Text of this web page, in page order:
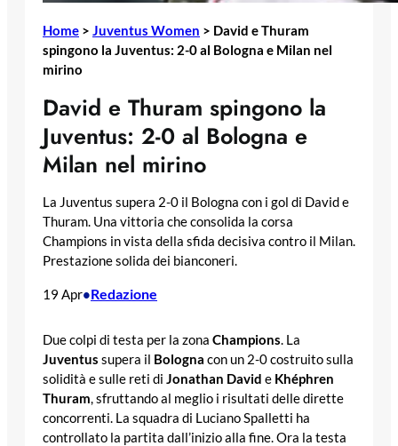
Home > Juventus Women > David e Thuram
spingono la Juventus: 2-0 al Bologna e Milan nel
mirino
David e Thuram spingono la
Juventus: 2-0 al Bologna e
Milan nel mirino
La Juventus supera 2-0 il Bologna con i gol di David e
Thuram. Una vittoria che consolida la corsa
Champions in vista della sfida decisiva contro il Milan.
Prestazione solida dei bianconeri.
19 Apr•Redazione
Due colpi di testa per la zona Champions. La
Juventus supera il Bologna con un 2-0 costruito sulla
solidità e sulle reti di Jonathan David e Khéphren
Thuram, sfruttando al meglio i risultati delle dirette
concorrenti. La squadra di Luciano Spalletti ha
controllato la partita dall’inizio alla fine. Ora la testa